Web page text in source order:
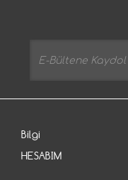
Bilgi
HESABIM